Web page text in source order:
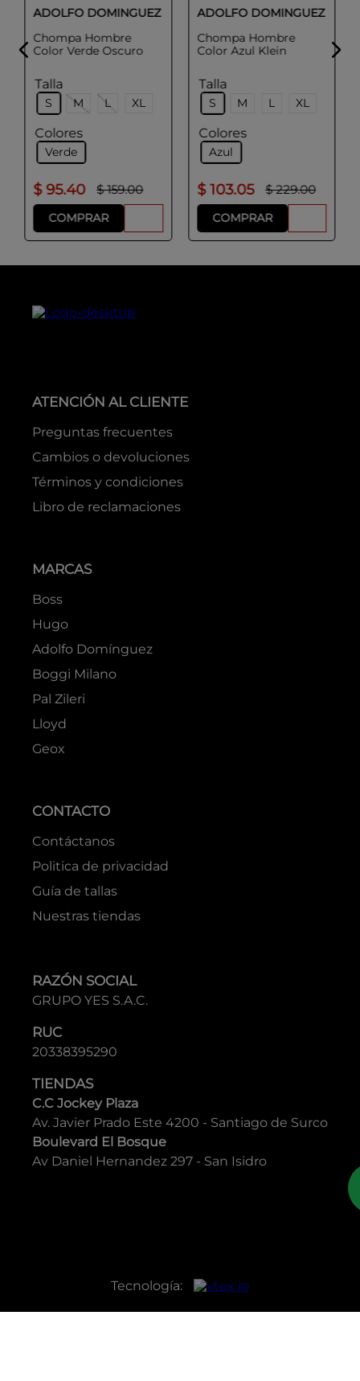
ADOLFO DOMINGUEZ
Chompa Hombre
Color Verde Oscuro
Talla
S M L XL
Colores
Verde
$ 95.40 $ 159.00
COMPRAR
ADOLFO DOMINGUEZ
Chompa Hombre
Color Azul Klein
Talla
S M L XL
Colores
Azul
$ 103.05 $ 229.00
COMPRAR
ATENCIÓN AL CLIENTE
Preguntas frecuentes
Cambios o devoluciones
Términos y condiciones
Libro de reclamaciones
MARCAS
Boss
Hugo
Adolfo Domínguez
Boggi Milano
Pal Zileri
Lloyd
Geox
CONTACTO
Contáctanos
Politica de privacidad
Guía de tallas
Nuestras tiendas
RAZÓN SOCIAL
GRUPO YES S.A.C.
RUC
20338395290
TIENDAS
C.C Jockey Plaza
Av. Javier Prado Este 4200 - Santiago de Surco
Boulevard El Bosque
Av Daniel Hernandez 297 - San Isidro
Tecnología: